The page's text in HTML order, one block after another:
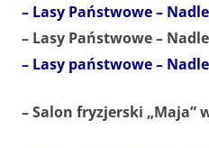
– Lasy Państwowe –
– Lasy Państwowe –
– Lasy państwowe –
– Salon fryzjerski „Maja”